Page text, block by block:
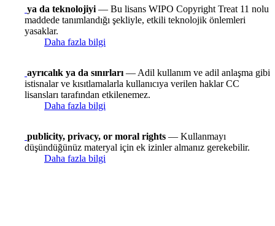
ya da teknolojiyi — Bu lisans WIPO Copyright Treat 11 nolu
maddede tanımlandığı şekliyle, etkili teknolojik önlemleri
yasaklar.
Daha fazla bilgi
ayrıcalık ya da sınırları — Adil kullanım ve adil anlaşma gibi
istisnalar ve kısıtlamalarla kullanıcıya verilen haklar CC
lisansları tarafından etkilenemez.
Daha fazla bilgi
publicity, privacy, or moral rights — Kullanmayı
düşündüğünüz materyal için ek izinler almanız gerekebilir.
Daha fazla bilgi